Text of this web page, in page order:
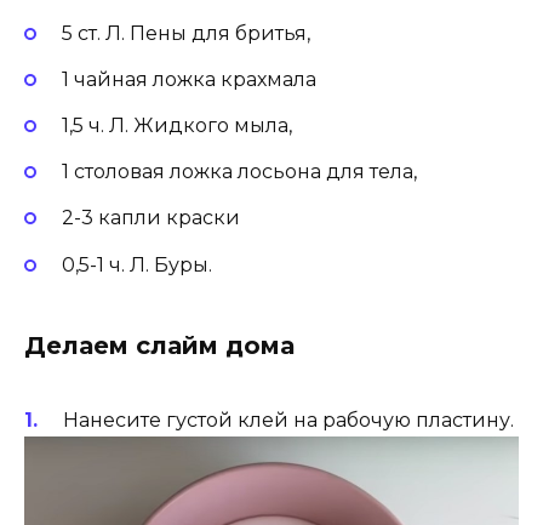
5 ст. Л. Пены для бритья,
1 чайная ложка крахмала
1,5 ч. Л. Жидкого мыла,
1 столовая ложка лосьона для тела,
2-3 капли краски
0,5-1 ч. Л. Буры.
Делаем слайм дома
Нанесите густой клей на рабочую пластину.